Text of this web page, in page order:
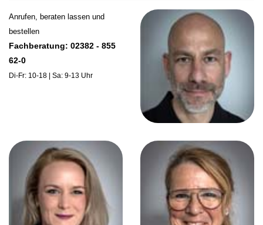
Anrufen, beraten lassen und
bestellen
Fachberatung: 02382 - 855
62-0
Di-Fr: 10-18 | Sa: 9-13 Uhr